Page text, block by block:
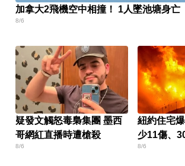
加拿大2飛機空中相撞！ 1人墜池塘身亡
8/6
疑發文觸怒毒梟集團 墨西
哥網紅直播時遭槍殺
8/6
紐約住宅
少11傷、
8/6